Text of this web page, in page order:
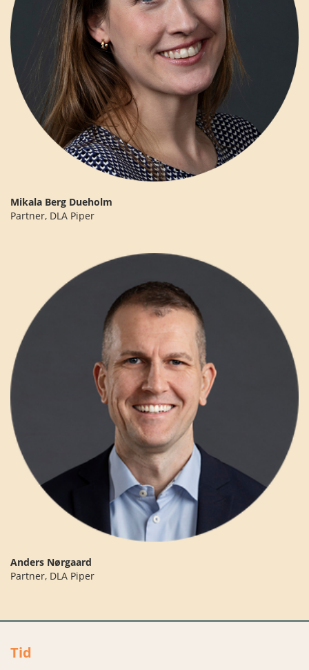
Mikala Berg Dueholm
Partner, DLA Piper
Anders Nørgaard
Partner, DLA Piper
Tid